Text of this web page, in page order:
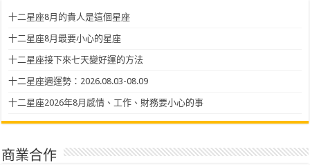
十二星座8月的貴人是這個星座
十二星座8月最要小心的星座
十二星座接下來七天變好運的方法
十二星座週運勢：2026.08.03-08.09
十二星座2026年8月感情、工作、財務要小心的事
商業合作